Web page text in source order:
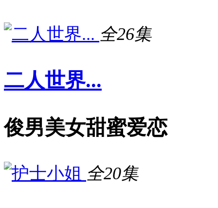
全26集
二人世界...
俊男美女甜蜜爱恋
全20集